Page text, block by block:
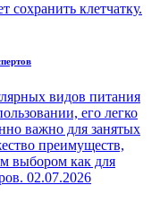
сохранить клетчатку.
видов питания
его легко
важно для занятых
преимуществ,
выбором как для
02.07.2026